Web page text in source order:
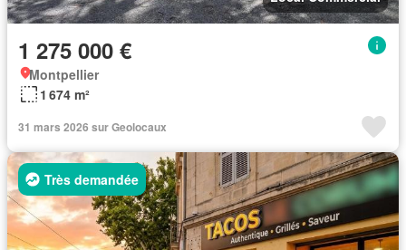
1 275 000 €
Montpellier
1 674 m²
31 mars 2026 sur Geolocaux
Très demandée